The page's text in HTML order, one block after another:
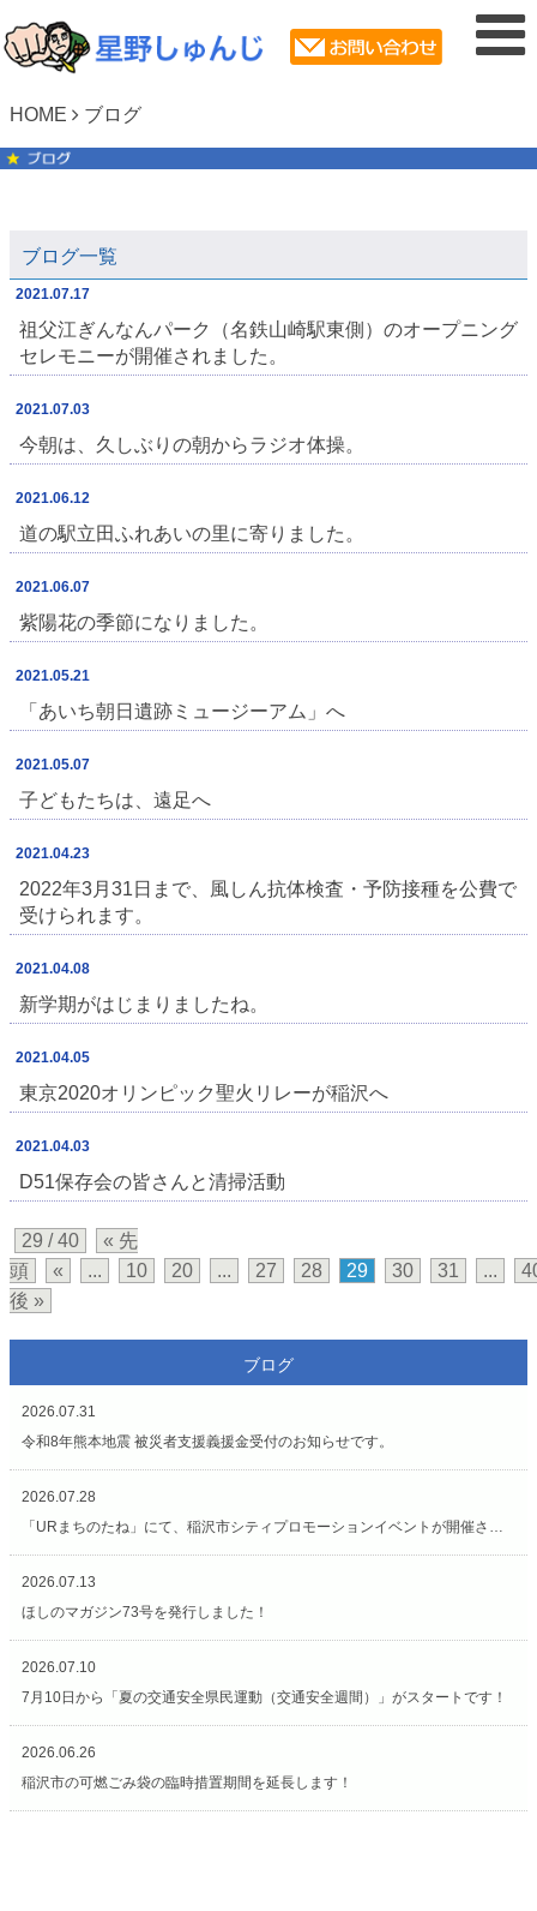
HOME ブログ
ブログ一覧
2021.07.17
祖父江ぎんなんパーク（名鉄山崎駅東側）のオープニング
セレモニーが開催されました。
2021.07.03
今朝は、久しぶりの朝からラジオ体操。
2021.06.12
道の駅立田ふれあいの里に寄りました。
2021.06.07
紫陽花の季節になりました。
2021.05.21
「あいち朝日遺跡ミュージーアム」へ
2021.05.07
子どもたちは、遠足へ
2021.04.23
2022年3月31日まで、風しん抗体検査・予防接種を公費で
受けられます。
2021.04.08
新学期がはじまりましたね。
2021.04.05
東京2020オリンピック聖火リレーが稲沢へ
2021.04.03
D51保存会の皆さんと清掃活動
29 / 40
« 先
頭
« ... 10 20 ... 27 28 29 30 31 ...
後 »
ブログ
2026.07.31
令和8年熊本地震 被災者支援義援金受付のお知らせです。
2026.07.28
「URまちのたね」にて、稲沢市シティプロモーションイベントが開催されています（7/27〜8/2）
2026.07.13
ほしのマガジン73号を発行しました！
2026.07.10
7月10日から「夏の交通安全県民運動（交通安全週間）」がスタートです！
2026.06.26
稲沢市の可燃ごみ袋の臨時措置期間を延長します！